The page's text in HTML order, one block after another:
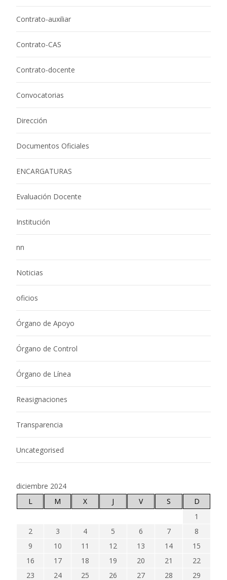
Contrato-auxiliar
Contrato-CAS
Contrato-docente
Convocatorias
Dirección
Documentos Oficiales
ENCARGATURAS
Evaluación Docente
Institución
nn
Noticias
oficios
Órgano de Apoyo
Órgano de Control
Órgano de Línea
Reasignaciones
Transparencia
Uncategorised
diciembre 2024
L
M X J V S
D
1
2
3 4 5 6 7
8
9
10 11 12 13 14
15
16
17 18 19 20 21
22
23
24 25 26 27 28
29